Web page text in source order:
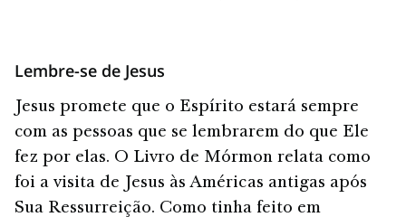
Lembre-se de Jesus
Jesus promete que o Espírito estará sempre
com as pessoas que se lembrarem do que Ele
fez por elas. O Livro de Mórmon relata como
foi a visita de Jesus às Américas antigas após
Sua Ressurreição. Como tinha feito em